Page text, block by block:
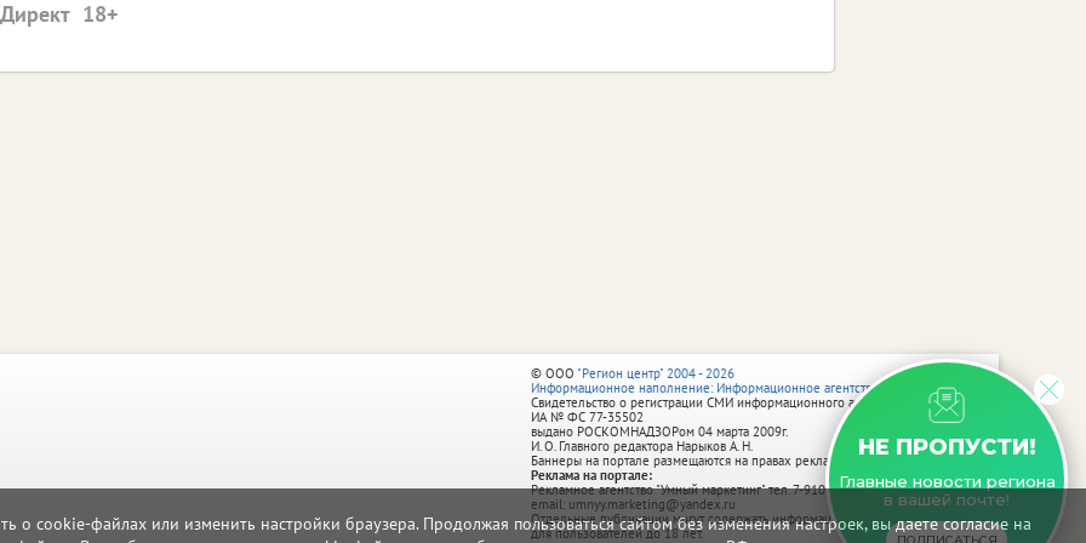
о cookie-файлах или изменить настройки браузера. Продолжая пользоваться сайтом без изменения настроек, вы даете согласие на
НЕ ПРОПУСТИ!
Главные новости региона
в вашей почте!
© ООО "Регион центр" 2004 - 2026
Информационное наполнение: Информационное агентство vRossii.ru
Свидетельство о регистрации СМИ информационного агентства vRossii.ru
ИА № ФС 77‑35502
выдано РОСКОМНАДЗОРом 04 марта 2009г.
И. О. Главного редактора Нарыков А. Н.
Баннеры на портале размещаются на правах рекламы.
Реклама на портале:
Рекламное агентство "Умный маркетинг" тел. 7-910-267-70-40,
email: umnyy.marketing@yandex.ru
Отдельные публикации могут содержать информацию, не предназначенную
для пользователей до 18 лет.